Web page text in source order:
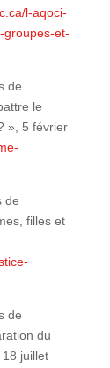
l-aqoci-
groupes-et-
de
le
», 5 février
de
filles et
de
du
juillet